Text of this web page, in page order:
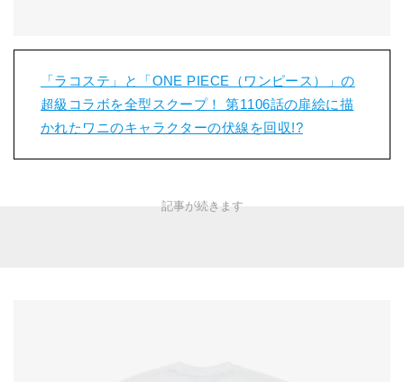
「ラコステ」と「ONE PIECE（ワンピース）」の
超級コラボを全型スクープ！ 第1106話の扉絵に描
かれたワニのキャラクターの伏線を回収!?